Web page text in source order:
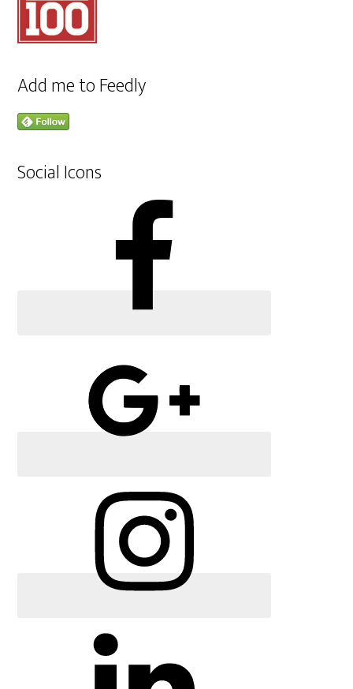
Add me to Feedly
Social Icons